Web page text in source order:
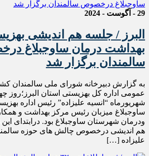
29 - آگوست - 2024
البرز / جلسه هم اندیشی
بهداشت درمان ساوجبلاغ
سالمندان برگزار شد
به گزارش دبیرخانه شورای ملی سالمندان
عمومی اداره کل بهزیستی استان البرز؛روز
شهریورماه “انسیه علیزاده” رئیس اداره
ساوجبلاغ میزبان رئیس مرکز بهداشت و
ودرمان شهرستان ساوجبلاغ بود. درابتدای
هم اندیشی درخصوص چالش های حوزه
علیزاده […]